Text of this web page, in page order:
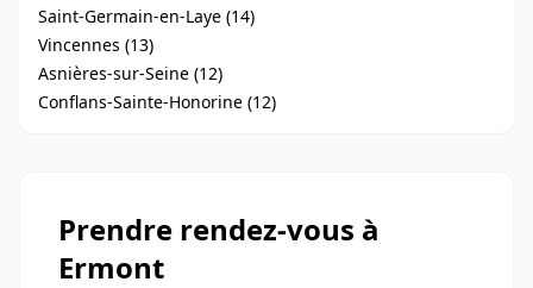
Saint-Germain-en-Laye (14)
Vincennes (13)
Asnières-sur-Seine (12)
Conflans-Sainte-Honorine (12)
Prendre rendez-vous à
Ermont